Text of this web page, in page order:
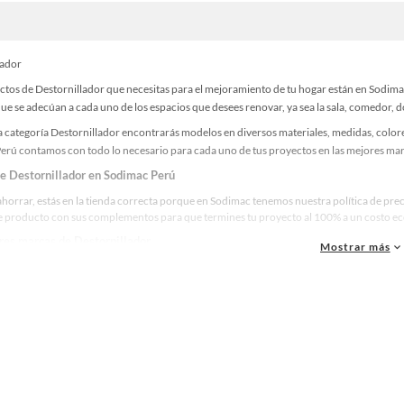
de Destornillador que necesitas para el mejoramiento de tu hogar están en
se adecúan a cada uno de los espacios que desees renovar, ya sea la sala,
categoría Destornillador encontrarás modelos en diversos materiales, medidas,
contamos con todo lo necesario para cada uno de tus proyectos en las mejores
Destornillador en Sodimac Perú
estás en la tienda correcta porque en Sodimac tenemos nuestra política de
producto con sus complementos para que termines tu proyecto al 100% a un costo
Mostrar más